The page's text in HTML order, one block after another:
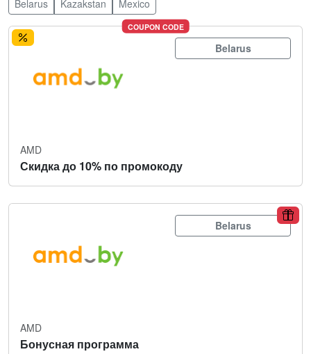
Belarus Kazakstan Mexico
COUPON CODE
Belarus
AMD
Скидка до 10% по промокоду
Belarus
AMD
Бонусная программа